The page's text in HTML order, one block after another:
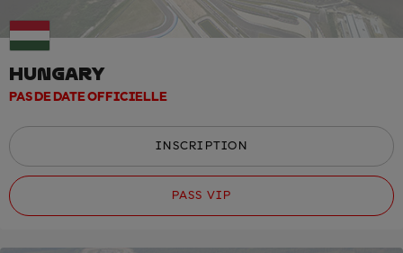
HUNGARY
PAS DE DATE OFFICIELLE
INSCRIPTION
PASS VIP